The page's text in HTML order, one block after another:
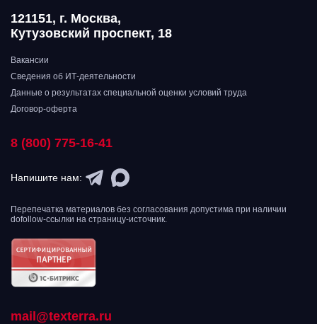
121151, г. Москва,
Кутузовский проспект, 18
Вакансии
Сведения об ИТ-деятельности
Данные о результатах специальной оценки условий труда
Договор-оферта
8 (800) 775-16-41
Напишите нам:
Перепечатка материалов без согласования допустима при наличии
dofollow-ссылки на страницу-источник.
mail@texterra.ru